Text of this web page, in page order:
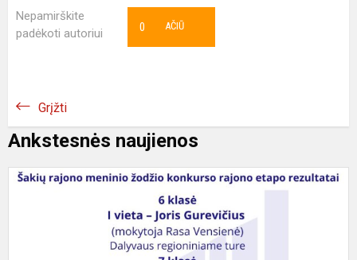
Nepamirškite
padėkoti autoriui
AČIŪ
0
Grįžti
Ankstesnės naujienos